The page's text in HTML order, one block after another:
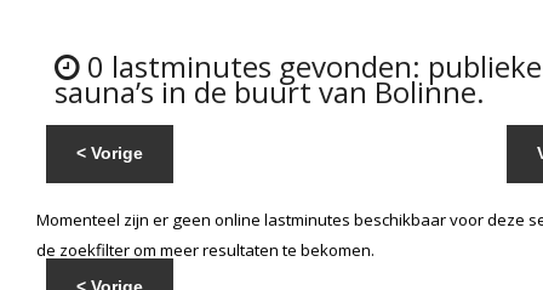
0 lastminutes gevonden: publieke
sauna’s in de buurt van Bolinne.
< Vorige
Momenteel zijn er geen online lastminutes beschikbaar voor deze
de zoekfilter om meer resultaten te bekomen.